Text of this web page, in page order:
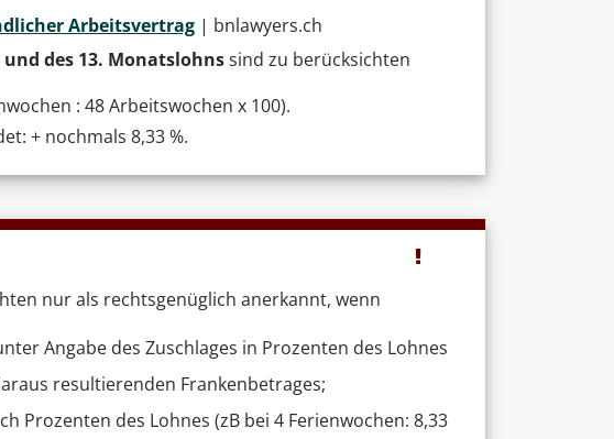
Arbeitsvertrag | bnlawyers.ch
des 13. Monatslohnssind zu berücksichten
: 48 Arbeitswochen x 100).
+ nochmals 8,33 %.
nur als rechtsgenüglich anerkannt, wenn
Angabe des Zuschlages in Prozenten des Lohnes
resultierenden Frankenbetrages;
Prozenten des Lohnes (zB bei 4 Ferienwochen: 8,33